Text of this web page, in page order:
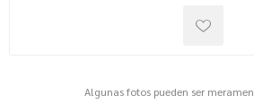
Algunas fotos pueden ser